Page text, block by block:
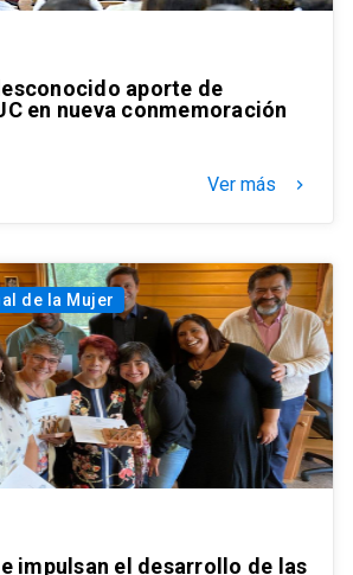
aporte de
en nueva conmemoración
Ver más keyboard_arrow_right
de la Mujer
impulsan el desarrollo de las